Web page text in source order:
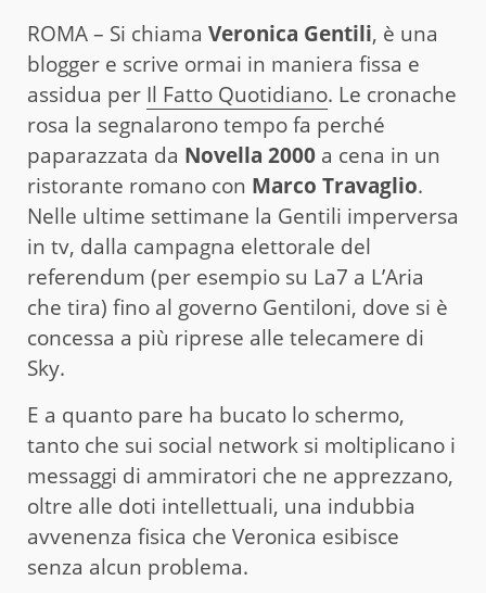
ROMA – Si chiama Veronica Gentili, è una
blogger e scrive ormai in maniera fissa e
assidua per Il Fatto Quotidiano. Le cronache
rosa la segnalarono tempo fa perché
paparazzata da Novella 2000 a cena in un
ristorante romano con Marco Travaglio.
Nelle ultime settimane la Gentili imperversa
in tv, dalla campagna elettorale del
referendum (per esempio su La7 a L’Aria
che tira) fino al governo Gentiloni, dove si è
concessa a più riprese alle telecamere di
Sky.
E a quanto pare ha bucato lo schermo,
tanto che sui social network si moltiplicano i
messaggi di ammiratori che ne apprezzano,
oltre alle doti intellettuali, una indubbia
avvenenza fisica che Veronica esibisce
senza alcun problema.